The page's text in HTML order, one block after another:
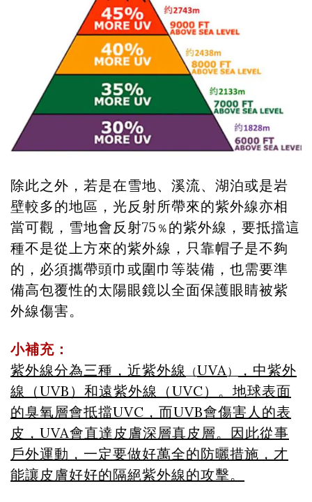
除此之外，若是在雪地、溪流、湖泊或是岩
壁較多的地區，光反射所帶來的紫外線亦相
當可觀，雪地會反射75 ％ 的紫外線，要抵擋這
種不是從上方來的紫外線，只靠帽子是不夠
的，必須攜帶頭巾或圍巾等裝備，也需要準
備高包覆性的太陽眼鏡以全面保護眼睛被紫
外線傷害。
小補充：
紫外線分為三種，近紫外線
（UVA ）
，中紫外
線（UVB）和遠紫外線（UVC）。地球表面
的臭氧層會抵擋UVC，而UVB會傷害人的表
皮，UVA會直達皮膚深層真皮層。因此從事
戶外運動，一定要做好萬全的防曬措施，才
能讓皮膚好好的隔絕紫外線的攻擊。